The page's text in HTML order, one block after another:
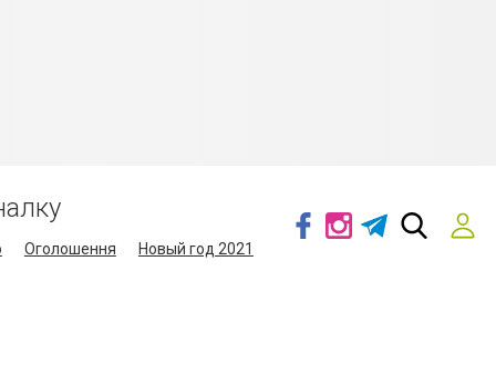
Оголошення Новый год 2021